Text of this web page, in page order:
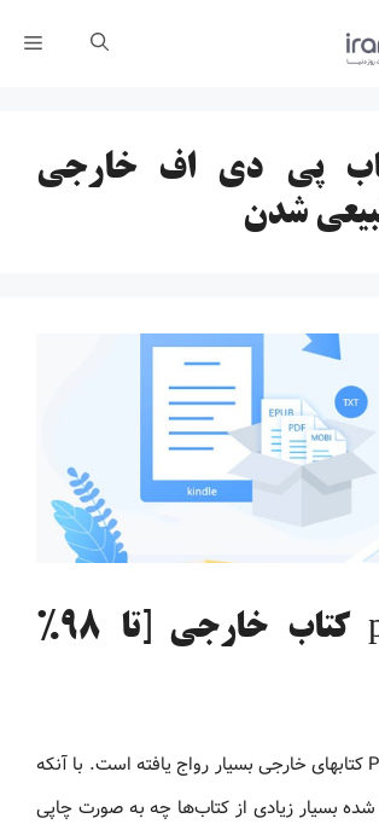
پی دی اف خارجی
شدن
خرید pdf کتاب خارجی [تا 98%
اینروزها خرید PDF کتاب‎های خارجی بسیار رواج یافته است. با آنکه
بسیار زیادی از کتاب‌ها چه به صورت چاپی